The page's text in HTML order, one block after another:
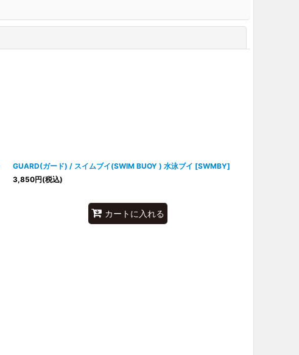
GUARD(ガード) / スイムブイ(SWIM BUOY ) 水泳ブイ [SWMBY]
3,850円(税込)
カートに入れる